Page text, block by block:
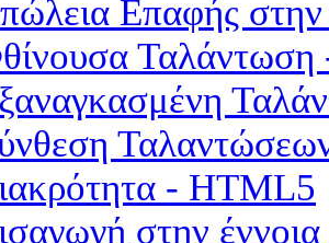
Επαφής
- HTML5
στην